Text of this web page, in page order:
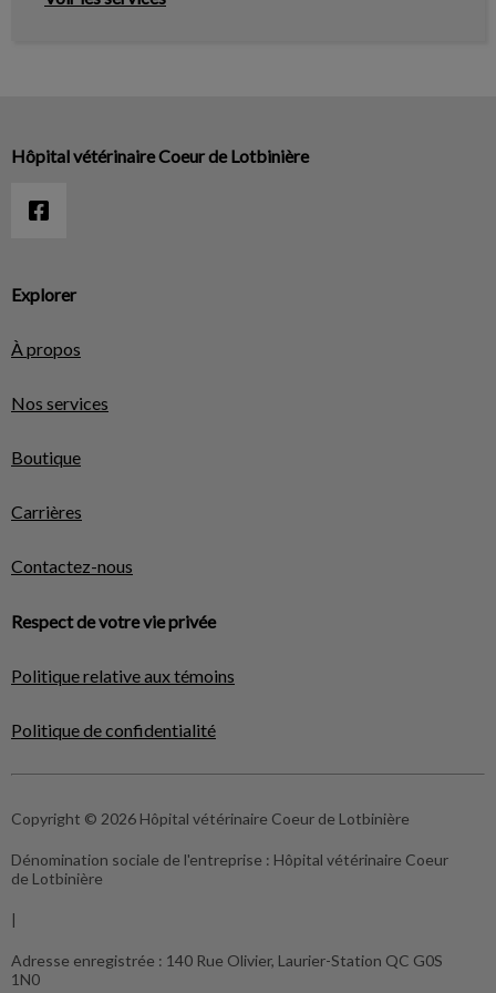
Explorer
À propos
Nos services
Boutique
Carrières
Contactez-nous
Respect de votre vie privée
Politique relative aux témoins
Politique de confidentialité
Hôpital vétérinaire Coeur de Lotbinière
Copyright © 2026 Hôpital vétérinaire Coeur de Lotbinière
Dénomination sociale de l'entreprise : Hôpital vétérinaire Coeur
de Lotbinière
|
Adresse enregistrée : 140 Rue Olivier, Laurier-Station QC G0S
1N0